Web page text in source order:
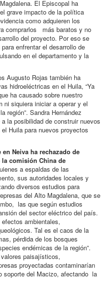
El Episcopal ha
grave impacto de la política
como adquieren los
comprarlos más baratos y no
del proyecto. Por eso se
enfrentar el desarrollo de
en el departamento y la
Augusto Rojas también ha
hidroeléctricas en el Huila, “Ya
ha causado sobre nuestro
ni siquiera iniciar a operar y el
región”. Sandra Hernández
la posibilidad de construir nuevos
Huila para nuevos proyectos
Neiva ha rechazado de
comisión China de
a espaldas de las
sus autoridades locales y
diversos estudios para
del Alto Magdalena, que se
las que según estudios
del sector eléctrico del país.
ambientales,
Tal es el caos de la
pérdida de los bosques
endémicas de la región”.
paisajísticos,
proyectadas contaminarían
soporte del Macizo, afectando la